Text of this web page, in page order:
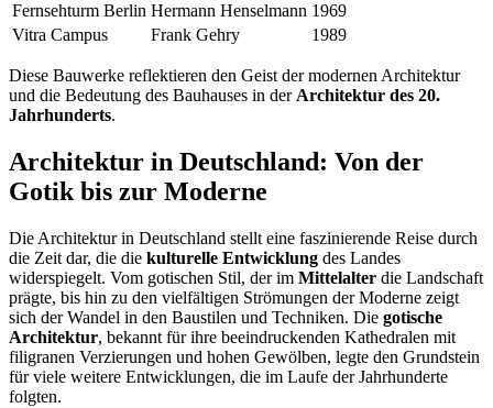
Fernsehturm Berlin Hermann Henselmann 1969
Vitra Campus
Frank Gehry 1989
Diese Bauwerke reflektieren den Geist der modernen Architektur
und die Bedeutung des Bauhauses in der Architektur des 20.
Jahrhunderts.
Architektur in Deutschland: Von der
Gotik bis zur Moderne
Die Architektur in Deutschland stellt eine faszinierende Reise durch
die Zeit dar, die die kulturelle Entwicklung des Landes
widerspiegelt. Vom gotischen Stil, der im Mittelalter die Landschaft
prägte, bis hin zu den vielfältigen Strömungen der Moderne zeigt
sich der Wandel in den Baustilen und Techniken. Die gotische
Architektur, bekannt für ihre beeindruckenden Kathedralen mit
filigranen Verzierungen und hohen Gewölben, legte den Grundstein
für viele weitere Entwicklungen, die im Laufe der Jahrhunderte
folgten.